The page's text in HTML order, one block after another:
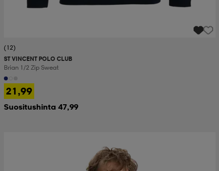
(12)
ST VINCENT POLO CLUB
Brian 1/2 Zip Sweat
21,99
Suositushinta 47,99